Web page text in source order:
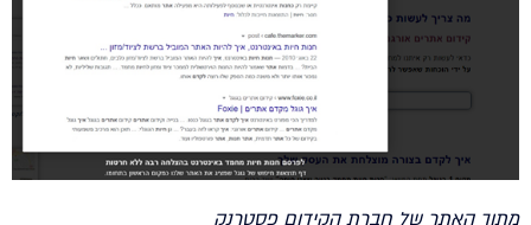
מתוך האתר של חברת הקידום פסטרנק